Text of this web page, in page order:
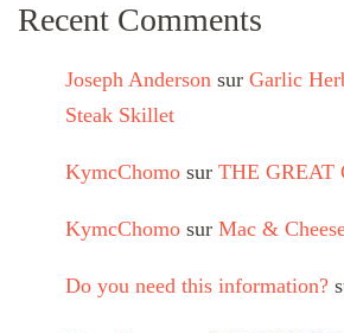
Recent Comments
Joseph Anderson sur Garlic
Steak Skillet
KymcChomo sur THE GREAT
KymcChomo sur Mac &
Do you need this information?